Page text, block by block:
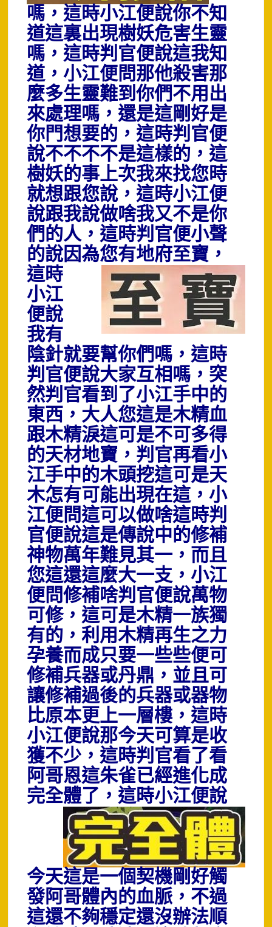
嗎，這時小江便說你不知
道這裏出現樹妖危害生靈
嗎，這時判官便說這我知
道，小江便問那他殺害那
麼多生靈難到你們不用出
來處理嗎，還是這剛好是
你門想要的，這時判官便
說不不不不是這樣的，這
樹妖的事上次我來找您時
就想跟您說，這時小江便
說跟我說做啥我又不是你
們的人，這時判官便小聲
的說因為您有地府至寶 ，
這時
小江
便說
我有
陰針就要幫你們嗎，這時
判官便說大家互相嗎，突
然判官看到了小江手中的
東西，大人您這是木精血
跟木精淚這可是不可多得
的天材地寶，判官再看小
江手中的木頭挖這可是天
木怎有可能出現在這，小
江便問這可以做啥這時判
官便說這是傳說中的修補
神物萬年難見其一，而且
您這還這麼大一支，小江
便問修補啥判官便說萬物
可修，這可是木精一族獨
有的，利用木精再生之力
孕養而成只要一些些便可
修補兵器或丹鼎，並且可
讓修補過後的兵器或器物
比原本更上一層樓，這時
小江便說那今天可算是收
獲不少，這時判官看了看
阿哥恩這朱雀已經進化成
完全體了 ，這時小江便說
今天這是一個契機剛好觸
發阿哥體內的血脈，不過
這還不夠穩定還沒辦法順